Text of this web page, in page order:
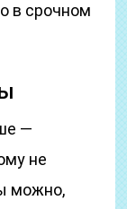
в срочном
—
не
можно,